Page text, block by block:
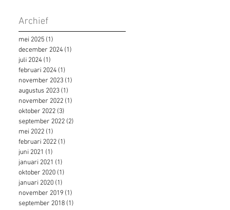
Archief
mei 2025 (1)
december 2024 (1)
juli 2024 (1)
februari 2024 (1)
november 2023 (1)
augustus 2023 (1)
november 2022 (1)
oktober 2022 (3)
september 2022 (2)
mei 2022 (1)
februari 2022 (1)
juni 2021 (1)
januari 2021 (1)
oktober 2020 (1)
januari 2020 (1)
november 2019 (1)
september 2018 (1)